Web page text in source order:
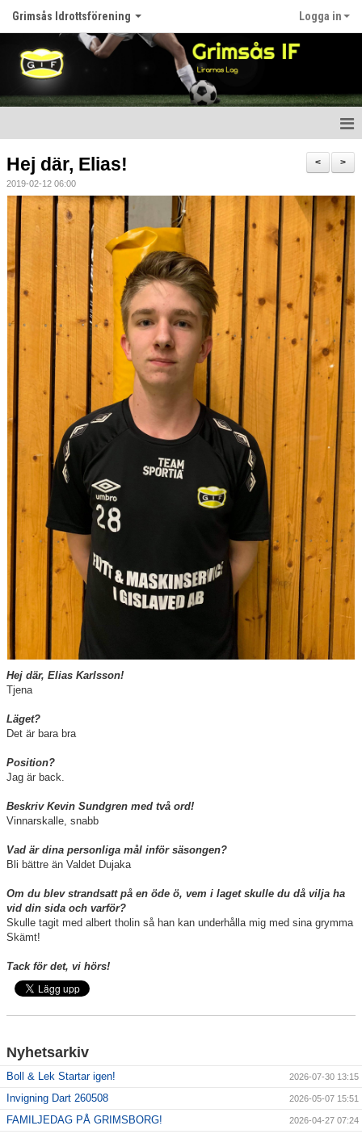
Grimsås Idrottsförening Logga in
Nyheter
Föreningen
Kalender
Våra lag
Matcher
Bildgalleri
Sponsorer
Grimsås IF styrdokument
>
<
Hej där, Elias!
2019-02-12 06:00
Hej där, Elias Karlsson!
Tjena
Läget?
Det är bara bra
Position?
Jag är back.
Beskriv Kevin Sundgren med två ord!
Vinnarskalle, snabb
Vad är dina personliga mål inför säsongen?
Bli bättre än Valdet Dujaka
Om du blev strandsatt på en öde ö, vem i laget skulle du då vilja ha
vid din sida och varför?
Skulle tagit med albert tholin så han kan underhålla mig med sina grymma
Skämt!
Tack för det, vi hörs!
Nyhetsarkiv
Boll & Lek Startar igen! 2026-07-30 13:15
Invigning Dart 260508 2026-05-07 15:51
FAMILJEDAG PÅ GRIMSBORG! 2026-04-27 07:24